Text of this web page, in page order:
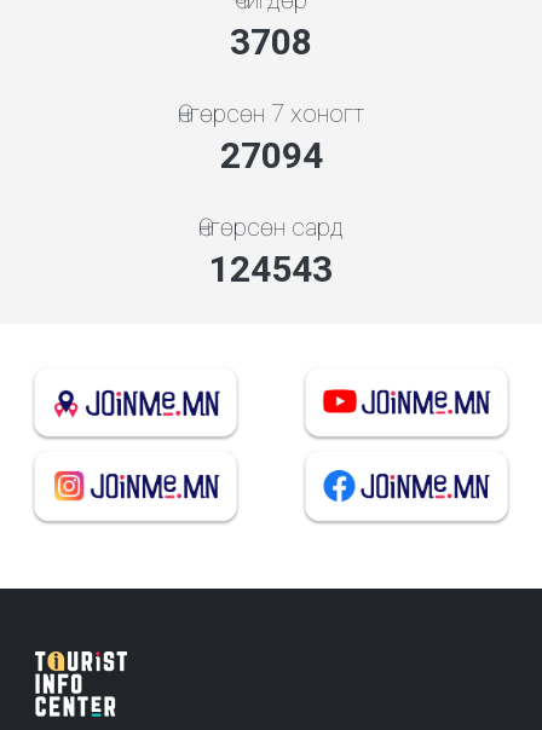
3994
Өнгөрсөн 7 хоногт
29178
Өнгөрсөн сард
134123